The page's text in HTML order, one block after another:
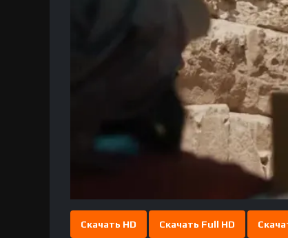
Скачать HD Скачать Full HD